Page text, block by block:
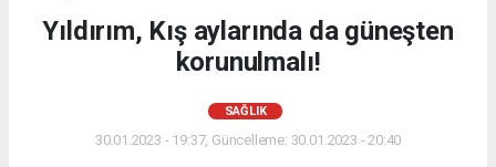
Yıldırım, Kış aylarında da güneşten
korunulmalı!
SAĞLIK
30.01.2023 - 19:37, Güncelleme: 30.01.2023 - 20:40